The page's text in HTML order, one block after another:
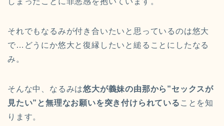
それでもなるみが付き合いたいと思っているのは悠大
で…どうにか悠大と復縁したいと縋ることにしたなる
み。
そんな中、なるみは悠大が義妹の由那から”セックスが
見たい”と無理なお願いを突き付けられている ことを知
ります。